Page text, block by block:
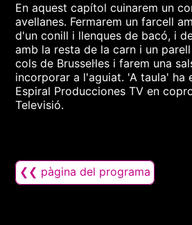
En aquest capítol cuinarem un
avellanes. Fermarem un farcell
d'un conill i llenques de bacó, i
amb la resta de la carn i un
cols de Brussel·les i farem una
incorporar a l'aguiat. 'A taula' ha
Espiral Producciones TV en
Televisió.
❮❮ pàgina del programa